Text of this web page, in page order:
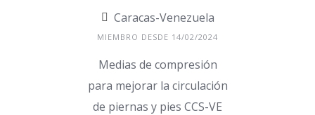
Caracas-Venezuela
MIEMBRO DESDE 14/02/2024
Medias de compresión
para mejorar la circulación
de piernas y pies CCS-VE